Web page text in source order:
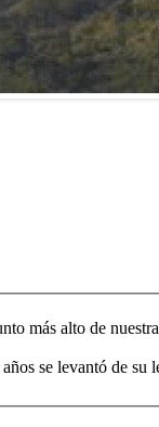
más alto de
se levantó de